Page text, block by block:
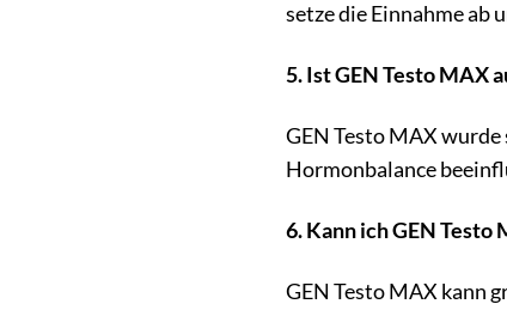
setze die Einnahme ab
5. Ist GEN Testo MAX
GEN Testo MAX
Hormonbalance
6. Kann ich GEN
GEN Testo MAX kann